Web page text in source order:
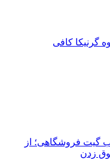
گرنیکا کافی
گیت فروشگاهی؛ از
زدن